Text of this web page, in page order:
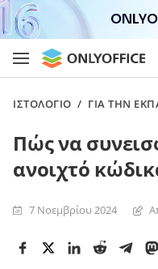
ΙΣΤΟΛΌΓΙΟ / ΓΙΑ ΤΗΝ
Πώς να
ανοιχτό
7 Νοεμβρίου 2024